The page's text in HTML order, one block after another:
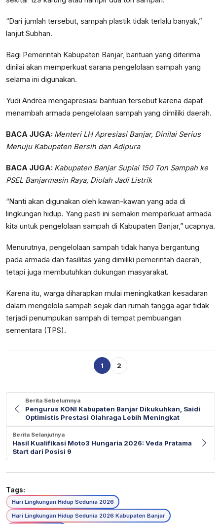
“Dari jumlah tersebut, sampah plastik tidak terlalu banyak,”
lanjut Subhan.
Bagi Pemerintah Kabupaten Banjar, bantuan yang diterima
dinilai akan memperkuat sarana pengelolaan sampah yang
selama ini digunakan.
Yudi Andrea mengapresiasi bantuan tersebut karena dapat
menambah armada pengelolaan sampah yang dimiliki daerah.
BACA JUGA: Menteri LH Apresiasi Banjar, Dinilai Serius
Menuju Kabupaten Bersih dan Adipura
BACA JUGA: Kabupaten Banjar Suplai 150 Ton Sampah ke
PSEL Banjarmasin Raya, Diolah Jadi Listrik
“Nanti akan digunakan oleh kawan-kawan yang ada di
lingkungan hidup. Yang pasti ini semakin memperkuat armada
kita untuk pengelolaan sampah di Kabupaten Banjar,” ucapnya.
Menurutnya, pengelolaan sampah tidak hanya bergantung
pada armada dan fasilitas yang dimiliki pemerintah daerah,
tetapi juga membutuhkan dukungan masyarakat.
Karena itu, warga diharapkan mulai meningkatkan kesadaran
dalam mengelola sampah sejak dari rumah tangga agar tidak
terjadi penumpukan sampah di tempat pembuangan
sementara (TPS).
1 2
Berita Sebelumnya
Pengurus KONI Kabupaten Banjar Dikukuhkan, Saidi
Optimistis Prestasi Olahraga Lebih Meningkat
Berita Selanjutnya
Hasil Kualifikasi Moto3 Hungaria 2026: Veda Pratama
Start dari Posisi 9
Tags:
Hari Lingkungan Hidup Sedunia 2026
Hari Lingkungan Hidup Sedunia 2026 Kabupaten Banjar